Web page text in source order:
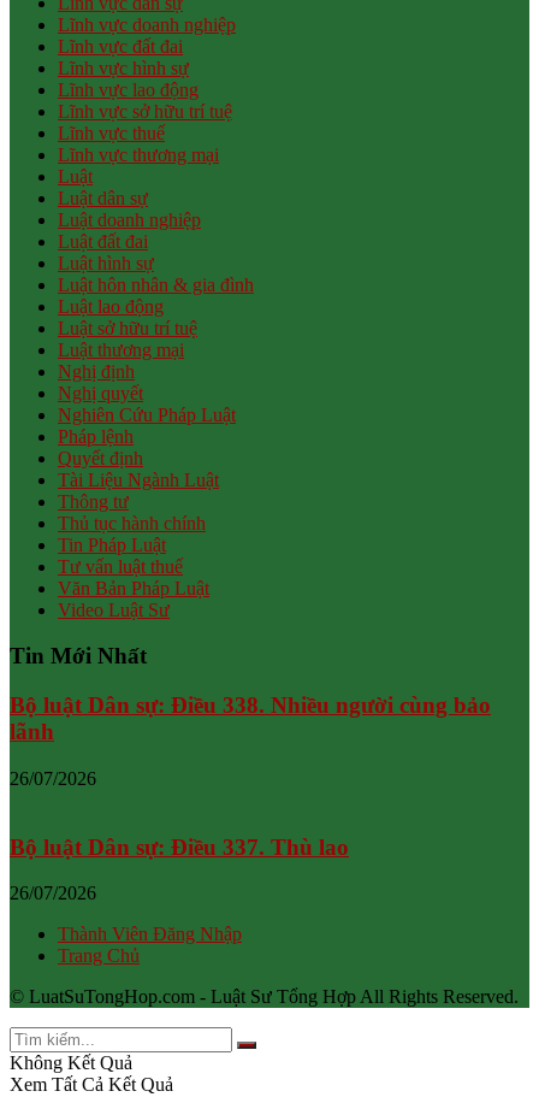
Lĩnh vực doanh nghiệp
Lĩnh vực đất đai
Lĩnh vực hình sự
Lĩnh vực lao động
Lĩnh vực sở hữu trí tuệ
Lĩnh vực thuế
Lĩnh vực thương mại
Luật
Luật dân sự
Luật doanh nghiệp
Luật đất đai
Luật hình sự
Luật hôn nhân & gia đình
Luật lao động
Luật sở hữu trí tuệ
Luật thương mại
Nghị định
Nghị quyết
Nghiên Cứu Pháp Luật
Pháp lệnh
Quyết định
Tài Liệu Ngành Luật
Thông tư
Thủ tục hành chính
Tin Pháp Luật
Tư vấn luật thuế
Văn Bản Pháp Luật
Video Luật Sư
Tin Mới Nhất
Bộ luật Dân sự: Điều 338. Nhiều người cùng bảo
lãnh
26/07/2026
Bộ luật Dân sự: Điều 337. Thù lao
26/07/2026
Thành Viên Đăng Nhập
Trang Chủ
© LuatSuTongHop.com - Luật Sư Tổng Hợp All Rights Reserved.
Không Kết Quả
Xem Tất Cả Kết Quả